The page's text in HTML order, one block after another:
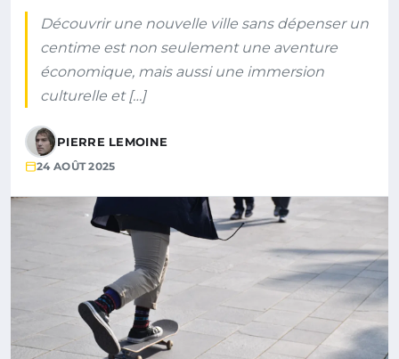
Découvrir une nouvelle ville sans dépenser un
centime est non seulement une aventure
économique, mais aussi une immersion
culturelle et […]
PIERRE LEMOINE
24 AOÛT 2025